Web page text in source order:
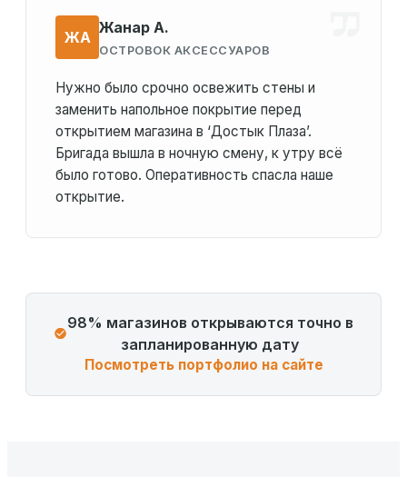
ЖА
Жанар А.
ОСТРОВОК АКСЕССУАРОВ
Нужно было срочно освежить стены и
заменить напольное покрытие перед
открытием магазина в ‘Достык Плаза’.
Бригада вышла в ночную смену, к утру всё
было готово. Оперативность спасла наше
открытие.
98% магазинов открываются точно в
запланированную дату
Посмотреть портфолио на сайте